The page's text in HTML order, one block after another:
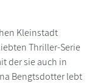
Kleinstadt
Thriller-Serie
der sie auch in
Bengtsdotter lebt